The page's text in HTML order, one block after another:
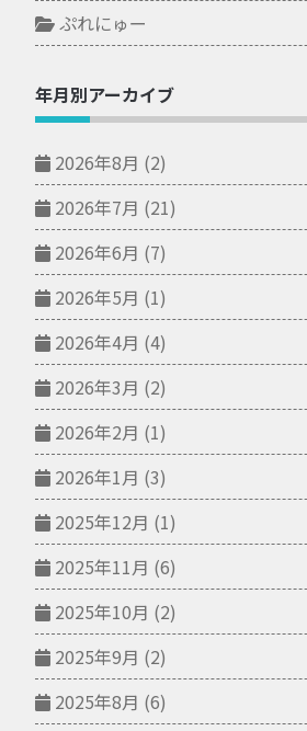
ぷれにゅー
年月別アーカイブ
2026年8月 (2)
2026年7月 (21)
2026年6月 (7)
2026年5月 (1)
2026年4月 (4)
2026年3月 (2)
2026年2月 (1)
2026年1月 (3)
2025年12月 (1)
2025年11月 (6)
2025年10月 (2)
2025年9月 (2)
2025年8月 (6)